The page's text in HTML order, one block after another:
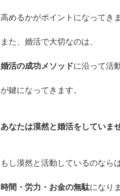
高めるかがポイントになってきま
また、婚活で大切なのは、
婚活の成功メソッドに沿って活
が鍵になってきます。
あなたは漠然と婚活をしていま
もし漠然と活動しているのならば
時間・労力・お金の無駄になり